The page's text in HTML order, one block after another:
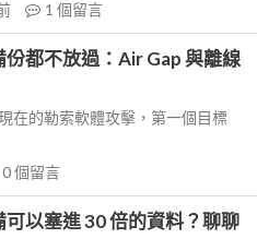
1 個留言
都不放過：Air Gap 與離線
在的勒索軟體攻擊，第一個目標
0個留言
以塞進 30 倍的資料？聊聊